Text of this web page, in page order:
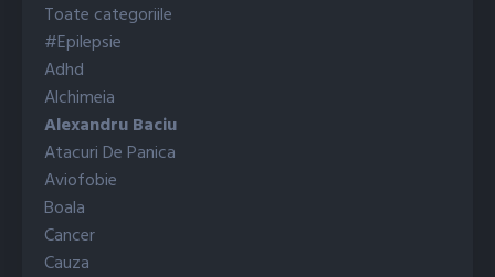
Toate categoriile
#epilepsie
Adhd
Alchimeia
Alexandru Baciu
Atacuri De Panica
Aviofobie
Boala
Cancer
Cauza